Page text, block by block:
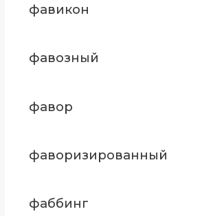
фавикон
фавозный
фавор
фаворизированный
фаббинг